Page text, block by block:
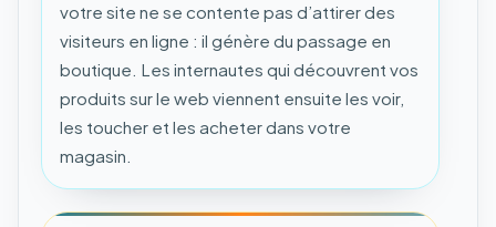
votre site ne se contente pas d’attirer des
visiteurs en ligne : il génère du passage en
boutique. Les internautes qui découvrent vos
produits sur le web viennent ensuite les voir,
les toucher et les acheter dans votre
magasin.